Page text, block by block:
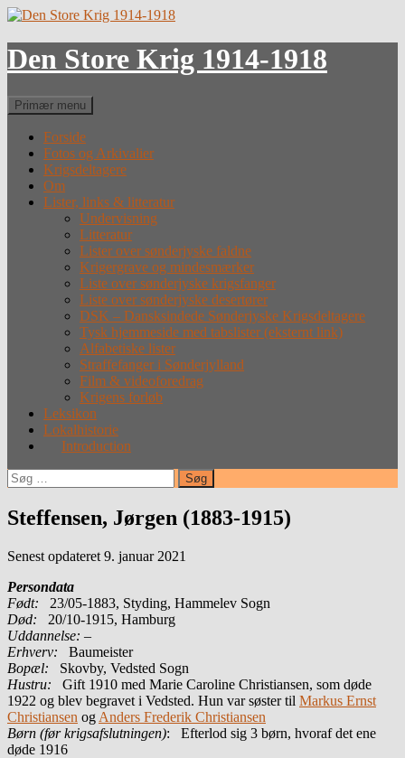
Hop
indhold
Den Store Krig 1914-1918
Søg
Primær menu
Forside
Fotos og Arkivalier
Krigsdeltagere
Om
Lister, links & litteratur
Undervisning
Litteratur
Lister over sønderjyske faldne
Krigergrave og mindesmærker
Liste over sønderjyske krigsfanger
Liste over sønderjyske desertører
DSK – Dansksindede Sønderjyske Krigsdeltagere
Tysk hjemmeside med tabslister (eksternt link)
Alfabetiske lister
Straffefanger i Sønderjylland
Film & videoforedrag
Krigens forløb
Leksikon
Lokalhistorie
Introduction
Søg
efter:
Steffensen, Jørgen (1883-1915)
Senest opdateret 9. januar 2021
Persondata
Født: 23/05-1883, Styding, Hammelev Sogn
Død: 20/10-1915, Hamburg
Uddannelse: –
Erhverv: Baumeister
Bopæl: Skovby, Vedsted Sogn
Hustru: Gift 1910 med Marie Caroline Christiansen, som døde
1922 og blev begravet i Vedsted. Hun var søster til Markus Ernst
Christiansen og Anders Frederik Christiansen
Børn (før krigsafslutningen): Efterlod sig 3 børn, hvoraf det ene
døde 1916